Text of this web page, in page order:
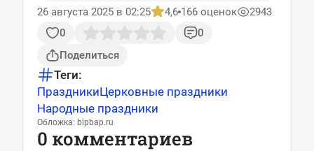
26 августа 2025 в 02:25
4,6 166 оценок
2943
0
0
Поделиться
Теги:
ПраздникиЦерковные праздники
Народные праздники
Обложка: bipbap.ru
0 комментариев